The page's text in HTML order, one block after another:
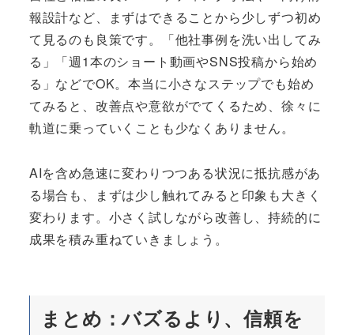
報設計など、まずはできることから少しずつ初め
て見るのも良策です。「他社事例を洗い出してみ
る」「週1本のショート動画やSNS投稿から始め
る」などでOK。本当に小さなステップでも始め
てみると、改善点や意欲がでてくるため、徐々に
軌道に乗っていくことも少なくありません。
AIを含め急速に変わりつつある状況に抵抗感があ
る場合も、まずは少し触れてみると印象も大きく
変わります。小さく試しながら改善し、持続的に
成果を積み重ねていきましょう。
まとめ：バズるより、信頼を